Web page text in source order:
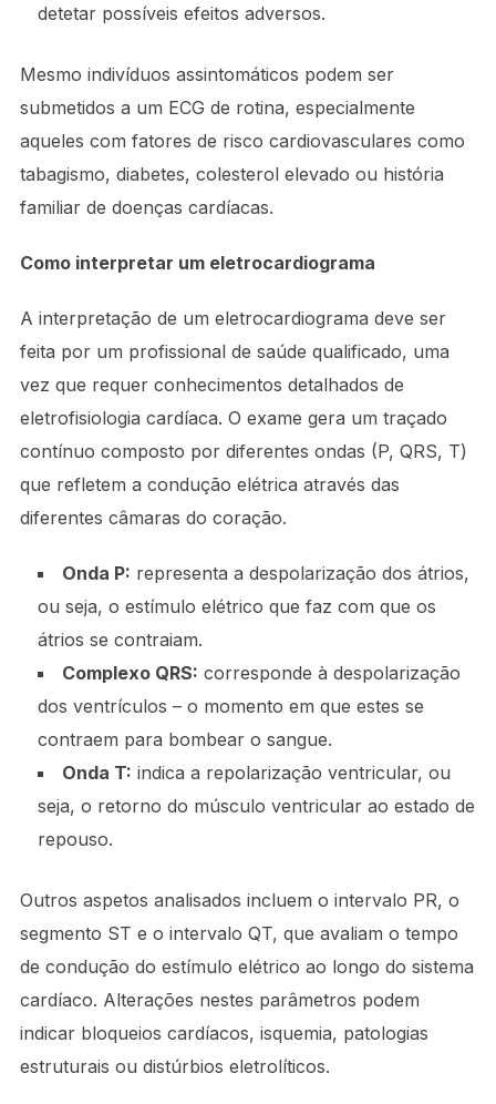
detetar possíveis efeitos adversos.
Mesmo indivíduos assintomáticos podem ser
submetidos a um ECG de rotina, especialmente
aqueles com fatores de risco cardiovasculares como
tabagismo, diabetes, colesterol elevado ou história
familiar de doenças cardíacas.
Como interpretar um eletrocardiograma
A interpretação de um eletrocardiograma deve ser
feita por um profissional de saúde qualificado, uma
vez que requer conhecimentos detalhados de
eletrofisiologia cardíaca. O exame gera um traçado
contínuo composto por diferentes ondas (P, QRS, T)
que refletem a condução elétrica através das
diferentes câmaras do coração.
Onda P: representa a despolarização dos átrios,
ou seja, o estímulo elétrico que faz com que os
átrios se contraiam.
Complexo QRS: corresponde à despolarização
dos ventrículos – o momento em que estes se
contraem para bombear o sangue.
Onda T: indica a repolarização ventricular, ou
seja, o retorno do músculo ventricular ao estado de
repouso.
Outros aspetos analisados incluem o intervalo PR, o
segmento ST e o intervalo QT, que avaliam o tempo
de condução do estímulo elétrico ao longo do sistema
cardíaco. Alterações nestes parâmetros podem
indicar bloqueios cardíacos, isquemia, patologias
estruturais ou distúrbios eletrolíticos.